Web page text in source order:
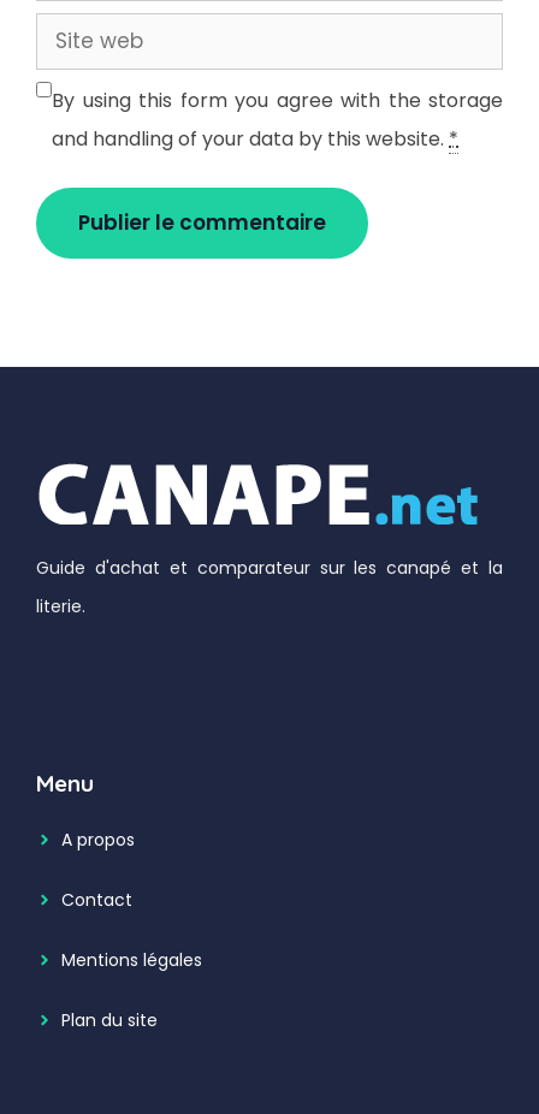
Site
web
By using this form you agree with the storage
and handling of your data by this website. *
Guide d'achat et comparateur sur les canapé et la
literie.
Menu
A propos
Contact
Mentions légales
Plan du site